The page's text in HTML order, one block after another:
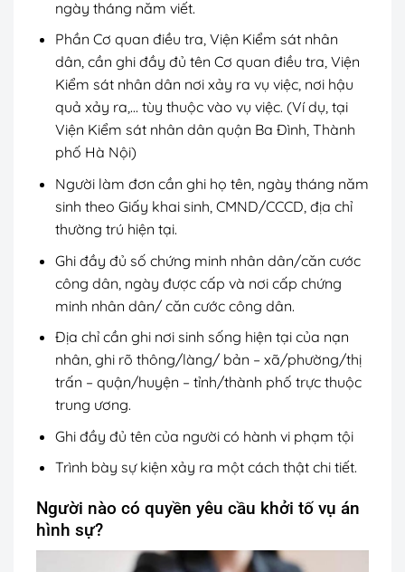
ngày tháng năm viết.
Phần Cơ quan điều tra, Viện Kiểm sát nhân
dân, cần ghi đầy đủ tên Cơ quan điều tra, Viện
Kiểm sát nhân dân nơi xảy ra vụ việc, nơi hậu
quả xảy ra,… tùy thuộc vào vụ việc. (Ví dụ, tại
Viện Kiểm sát nhân dân quận Ba Đình, Thành
phố Hà Nội)
Người làm đơn cần ghi họ tên, ngày tháng năm
sinh theo Giấy khai sinh, CMND/CCCD, địa chỉ
thường trú hiện tại.
Ghi đầy đủ số chứng minh nhân dân/căn cước
công dân, ngày được cấp và nơi cấp chứng
minh nhân dân/ căn cước công dân.
Địa chỉ cần ghi nơi sinh sống hiện tại của nạn
nhân, ghi rõ thông/làng/ bản – xã/phường/thị
trấn – quận/huyện – tỉnh/thành phố trực thuộc
trung ương.
Ghi đầy đủ tên của người có hành vi phạm tội
Trình bày sự kiện xảy ra một cách thật chi tiết.
Người nào có quyền yêu cầu khởi tố vụ án
hình sự?